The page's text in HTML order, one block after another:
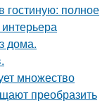
гостиную: полное
дома.
множество
преобразить